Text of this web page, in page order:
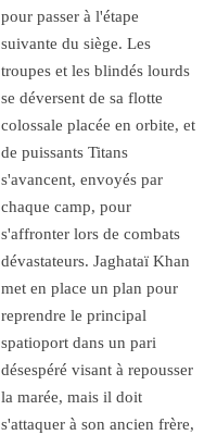
pour passer à l'étape
suivante du siège. Les
troupes et les blindés lourds
se déversent de sa flotte
colossale placée en orbite, et
de puissants Titans
s'avancent, envoyés par
chaque camp, pour
s'affronter lors de combats
dévastateurs. Jaghataï Khan
met en place un plan pour
reprendre le principal
spatioport dans un pari
désespéré visant à repousser
la marée, mais il doit
s'attaquer à son ancien frère,